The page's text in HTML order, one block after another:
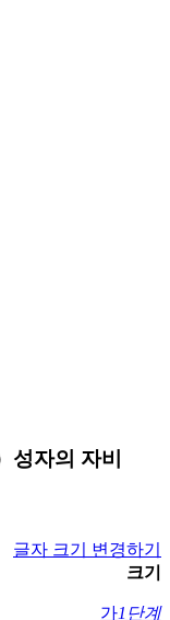
성자의 자비
글자 크기 변경하기
크기
가1단계